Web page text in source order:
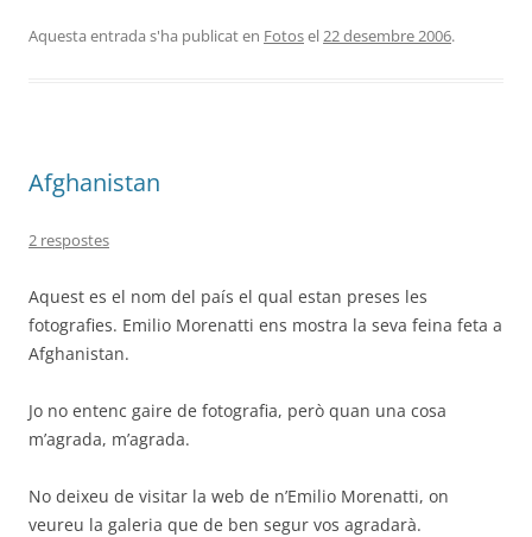
Aquesta entrada s'ha publicat en Fotosel22 desembre 2006.
Afghanistan
2 respostes
Aquest es el nom del país el qual estan preses les
fotografies. Emilio Morenatti ens mostra la seva feina feta a
Afghanistan.
Jo no entenc gaire de fotografia, però quan una cosa
m’agrada, m’agrada.
No deixeu de visitar la web de n’Emilio Morenatti, on
veureu la galeria que de ben segur vos agradarà.